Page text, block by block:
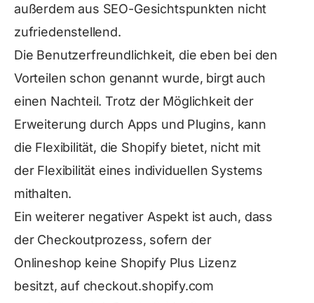
außerdem aus SEO-Gesichtspunkten nicht
zufriedenstellend.
Die Benutzerfreundlichkeit, die eben bei den
Vorteilen schon genannt wurde, birgt auch
einen Nachteil. Trotz der Möglichkeit der
Erweiterung durch Apps und Plugins, kann
die Flexibilität, die Shopify bietet, nicht mit
der Flexibilität eines individuellen Systems
mithalten.
Ein weiterer negativer Aspekt ist auch, dass
der Checkoutprozess, sofern der
Onlineshop keine Shopify Plus Lizenz
besitzt, auf checkout.shopify.com